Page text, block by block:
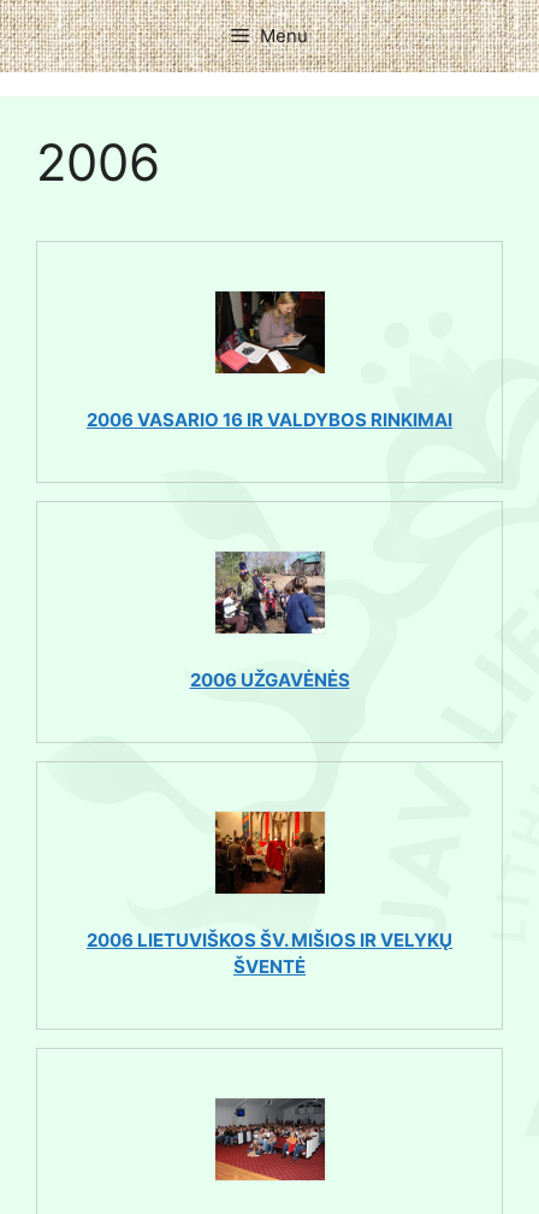
Menu
2006
2006 VASARIO 16 IR VALDYBOS RINKIMAI
2006 UŽGAVĖNĖS
2006 LIETUVIŠKOS ŠV. MIŠIOS IR VELYKŲ
ŠVENTĖ